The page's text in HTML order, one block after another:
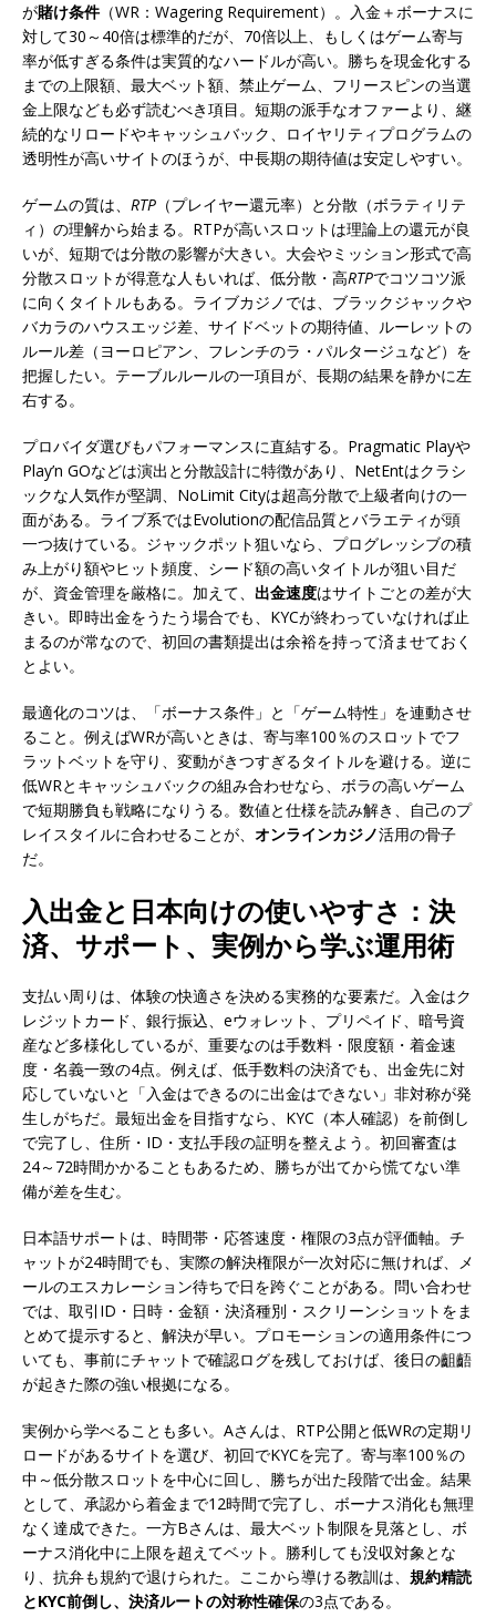
が賭け条件（WR：Wagering Requirement）。入金＋ボーナスに
対して30～40倍は標準的だが、70倍以上、もしくはゲーム寄与
率が低すぎる条件は実質的なハードルが高い。勝ちを現金化する
までの上限額、最大ベット額、禁止ゲーム、フリースピンの当選
金上限なども必ず読むべき項目。短期の派手なオファーより、継
続的なリロードやキャッシュバック、ロイヤリティプログラムの
透明性が高いサイトのほうが、中長期の期待値は安定しやすい。
ゲームの質は、 RTP （プレイヤー還元率）と分散（ボラティリテ
ィ）の理解から始まる。RTPが高いスロットは理論上の還元が良
いが、短期では分散の影響が大きい。大会やミッション形式で高
分散スロットが得意な人もいれば、低分散・高RTPでコツコツ派
に向くタイトルもある。ライブカジノでは、ブラックジャックや
バカラのハウスエッジ差、サイドベットの期待値、ルーレットの
ルール差（ヨーロピアン、フレンチのラ・パルタージュなど）を
把握したい。テーブルルールの一項目が、長期の結果を静かに左
右する。
プロバイダ選びもパフォーマンスに直結する。Pragmatic Playや
Play’n GOなどは演出と分散設計に特徴があり、NetEntはクラシ
ックな人気作が堅調、NoLimit Cityは超高分散で上級者向けの一
面がある。ライブ系ではEvolutionの配信品質とバラエティが頭
一つ抜けている。ジャックポット狙いなら、プログレッシブの積
み上がり額やヒット頻度、シード額の高いタイトルが狙い目だ
が、資金管理を厳格に。加えて、 出金速度はサイトごとの差が大
きい。即時出金をうたう場合でも、KYCが終わっていなければ止
まるのが常なので、初回の書類提出は余裕を持って済ませておく
とよい。
最適化のコツは、「ボーナス条件」と「ゲーム特性」を連動させ
ること。例えばWRが高いときは、寄与率100％のスロットでフ
ラットベットを守り、変動がきつすぎるタイトルを避ける。逆に
低WRとキャッシュバックの組み合わせなら、ボラの高いゲーム
で短期勝負も戦略になりうる。数値と仕様を読み解き、自己のプ
レイスタイルに合わせることが、 オンラインカジノ活用の骨子
だ。
入出金と日本向けの使いやすさ：決
済、サポート、実例から学ぶ運用術
支払い周りは、体験の快適さを決める実務的な要素だ。入金はク
レジットカード、銀行振込、eウォレット、プリペイド、暗号資
産など多様化しているが、重要なのは手数料・限度額・着金速
度・名義一致の4点。例えば、低手数料の決済でも、出金先に対
応していないと「入金はできるのに出金はできない」非対称が発
生しがちだ。最短出金を目指すなら、KYC（本人確認）を前倒し
で完了し、住所・ID・支払手段の証明を整えよう。初回審査は
24～72時間かかることもあるため、勝ちが出てから慌てない準
備が差を生む。
日本語サポートは、時間帯・応答速度・権限の3点が評価軸。チ
ャットが24時間でも、実際の解決権限が一次対応に無ければ、メ
ールのエスカレーション待ちで日を跨ぐことがある。問い合わせ
では、取引ID・日時・金額・決済種別・スクリーンショットをま
とめて提示すると、解決が早い。プロモーションの適用条件につ
いても、事前にチャットで確認ログを残しておけば、後日の齟齬
が起きた際の強い根拠になる。
実例から学べることも多い。Aさんは、RTP公開と低WRの定期リ
ロードがあるサイトを選び、初回でKYCを完了。寄与率100％の
中～低分散スロットを中心に回し、勝ちが出た段階で出金。結果
として、承認から着金まで12時間で完了し、ボーナス消化も無理
なく達成できた。一方Bさんは、最大ベット制限を見落とし、ボ
ーナス消化中に上限を超えてベット。勝利しても没収対象とな
り、抗弁も規約で退けられた。ここから導ける教訓は、 規約精読
とKYC前倒し、決済ルートの対称性確保の3点である。